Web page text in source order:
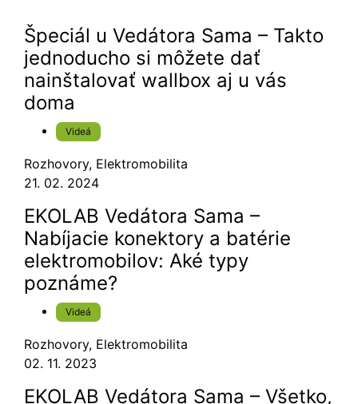
Špeciál u Vedátora Sama – Takto
jednoducho si môžete dať
nainštalovať wallbox aj u vás
doma
Videá
Rozhovory, Elektromobilita
21. 02. 2024
EKOLAB Vedátora Sama –
Nabíjacie konektory a batérie
elektromobilov: Aké typy
poznáme?
Videá
Rozhovory, Elektromobilita
02. 11. 2023
EKOLAB Vedátora Sama – Všetko,